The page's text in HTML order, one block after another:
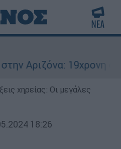
Αριζόνα: 19χρονη
χηρείας: Οι μεγάλες
18:26